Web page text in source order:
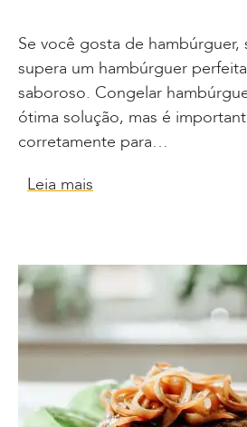
Se você gosta de hambúrguer,
supera um hambúrguer
saboroso. Congelar
ótima solução, mas é
corretamente para…
Leia mais